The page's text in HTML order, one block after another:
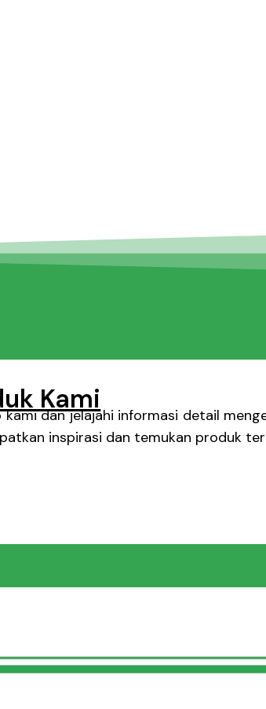
Kami
dan jelajahi informasi detail
inspirasi dan temukan produk